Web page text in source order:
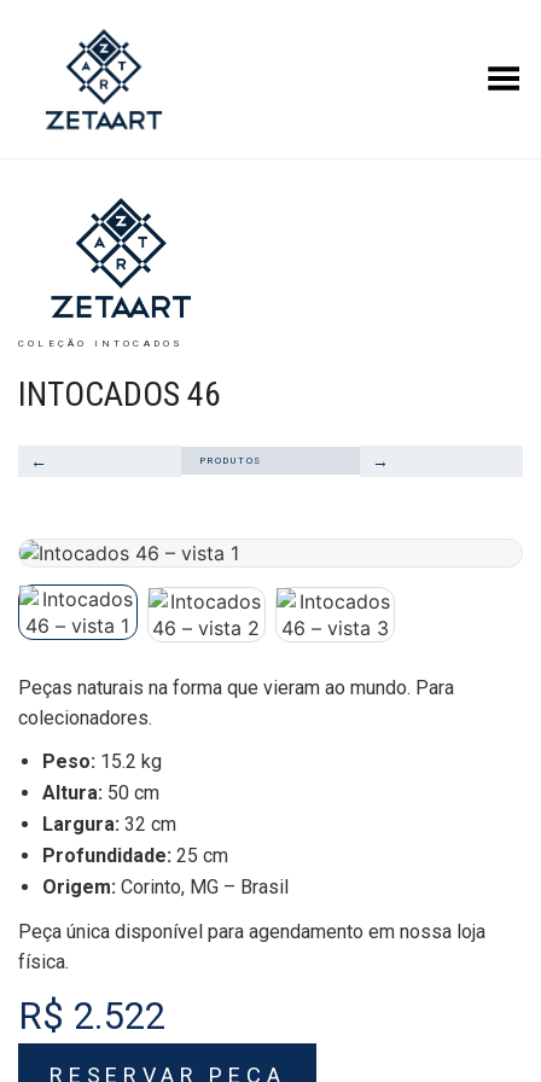
Alternar Menu
COLEÇÃO INTOCADOS
INTOCADOS 46
← PRODUTOS →
Peças naturais na forma que vieram ao mundo. Para
colecionadores.
Peso: 15.2 kg
Altura: 50 cm
Largura: 32 cm
Profundidade: 25 cm
Origem: Corinto, MG – Brasil
Peça única disponível para agendamento em nossa loja
física.
R$ 2.522
RESERVAR PEÇA